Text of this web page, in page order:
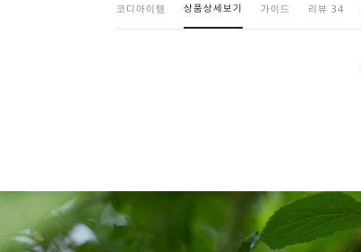
코디아이템 상품상세보기 가이드 리뷰 34